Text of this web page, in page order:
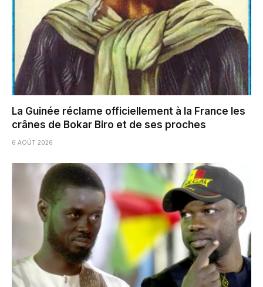
La Guinée réclame officiellement à la France les
crânes de Bokar Biro et de ses proches
6 AOÛT 2026